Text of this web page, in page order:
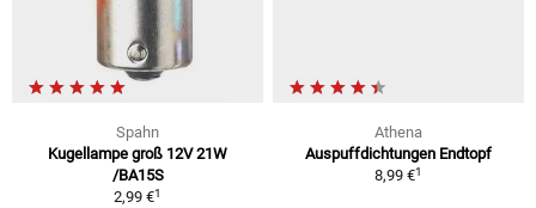
Spahn
Kugellampe groß 12V 21W
/BA15S
2,99 €1
Athena
Auspuffdichtungen Endtopf
8,99 €1